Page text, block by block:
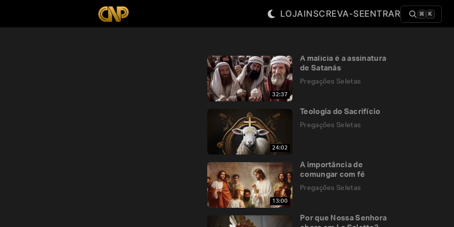
LOJAINSCREVA-SEENTRAR ⌘ K
32:37
A malícia é a assinatura
de Satanás
Pregações Seletas
24:02
Teologia do Sacrifício
Pregações Seletas
13:00
A importância de
comungar com fé
Pregações Seletas
Por que Nossa Senhora